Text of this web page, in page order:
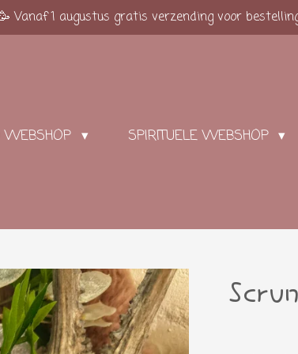
Vanaf 1 augustus gratis verzending voor
WEBSHOP SPIRITUELE WEBSHOP